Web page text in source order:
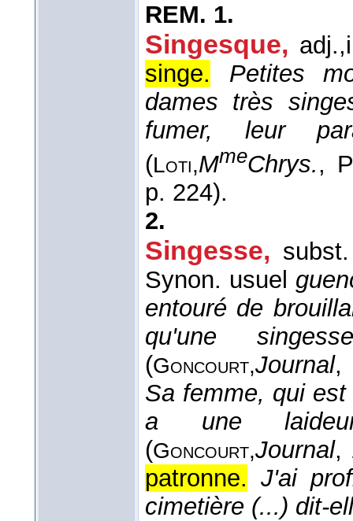
REM. 1.
Singesque, adj.,
singe.
Petites
dames très
fumer, leur
(Loti,MmeChrys.,
p. 224).
2.
Singesse,
Synon. usuel
entouré de
qu'une
(Goncourt,Journal,
Sa femme, qui
a une
(Goncourt,Journal,
patronne. J'ai
cimetière (...) dit-